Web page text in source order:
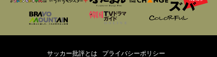
サッカー批評とは プライバシーポリシー